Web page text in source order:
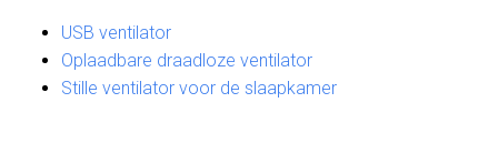
USB ventilator
Oplaadbare draadloze ventilator
Stille ventilator voor de slaapkamer